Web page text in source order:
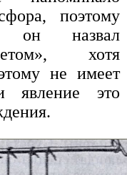
поэтому
он назвал
хотя
не имеет
явление это